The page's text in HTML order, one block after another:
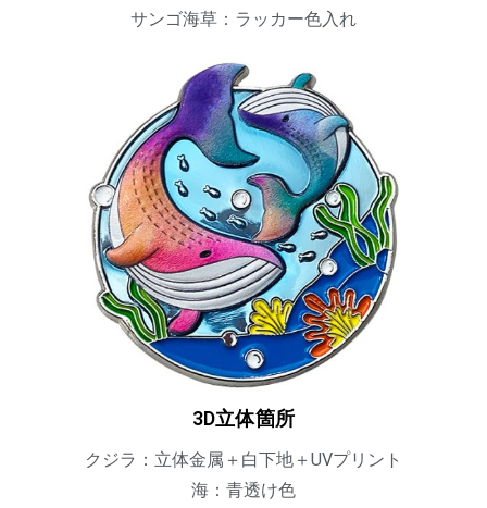
サンゴ海草：ラッカー色入れ
3D立体箇所
クジラ：立体金属＋白下地＋UVプリント
海：青透け色